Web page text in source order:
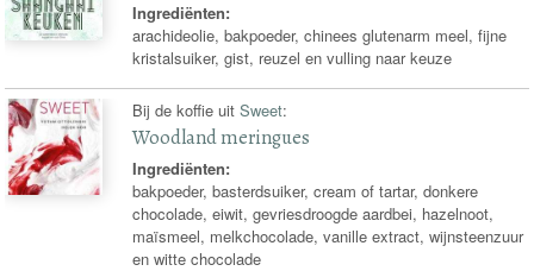
Ingrediënten:
arachideolie, bakpoeder, chinees glutenarm meel, fijne
kristalsuiker, gist, reuzel en vulling naar keuze
Bij de koffie uitSweet:
Woodland meringues
Ingrediënten:
bakpoeder, basterdsuiker, cream of tartar, donkere
chocolade, eiwit, gevriesdroogde aardbei, hazelnoot,
maïsmeel, melkchocolade, vanille extract, wijnsteenzuur
en witte chocolade